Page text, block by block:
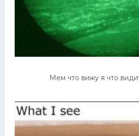
Мем что вижу я что